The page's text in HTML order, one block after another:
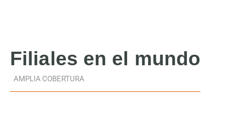
Filiales en el mundo
AMPLIA COBERTURA